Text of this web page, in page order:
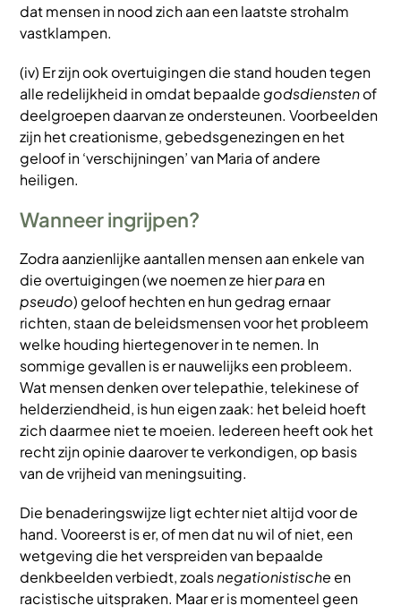
dat mensen in nood zich aan een laatste strohalm
vastklampen.
(iv) Er zijn ook overtuigingen die stand houden tegen
alle redelijkheid in omdat bepaalde godsdienstenof
deelgroepen daarvan ze ondersteunen. Voorbeelden
zijn het creationisme, gebedsgenezingen en het
geloof in ‘verschijningen’ van Maria of andere
heiligen.
Wanneer ingrijpen?
Zodra aanzienlijke aantallen mensen aan enkele van
die overtuigingen (we noemen ze hierparaen
pseudo) geloof hechten en hun gedrag ernaar
richten, staan de beleidsmensen voor het probleem
welke houding hiertegenover in te nemen. In
sommige gevallen is er nauwelijks een probleem.
Wat mensen denken over telepathie, telekinese of
helderziendheid, is hun eigen zaak: het beleid hoeft
zich daarmee niet te moeien. Iedereen heeft ook het
recht zijn opinie daarover te verkondigen, op basis
van de vrijheid van meningsuiting.
Die benaderingswijze ligt echter niet altijd voor de
hand. Vooreerst is er, of men dat nu wil of niet, een
wetgeving die het verspreiden van bepaalde
denkbeelden verbiedt, zoalsnegationistischeen
racistische uitspraken. Maar er is momenteel geen